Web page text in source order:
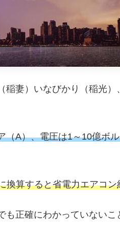
稲妻）いなびかり（稲光）
（A）、電圧は1～10億ボ
換算すると省電力エアコン
も正確にわかっていないこ